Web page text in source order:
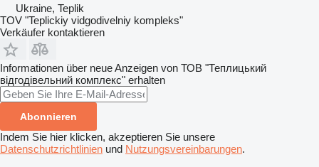
Ukraine, Teplik
TOV "Teplickiy vidgodivelniy kompleks"
Verkäufer kontaktieren
Informationen über neue Anzeigen von ТОВ "Теплицький
відгодівельний комплекс" erhalten
Abonnieren
Indem Sie hier klicken, akzeptieren Sie unsere
Datenschutzrichtlinien und Nutzungsvereinbarungen.